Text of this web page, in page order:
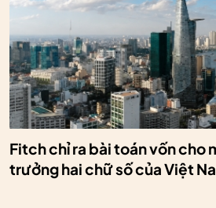
Fitch chỉ ra bài toán vốn cho
trưởng hai chữ số của Việt